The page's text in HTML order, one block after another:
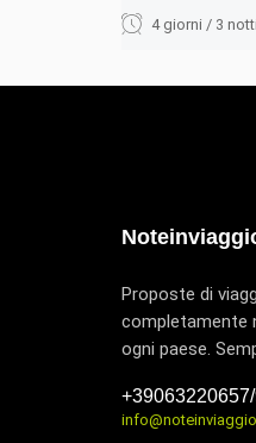
4 giorni / 3 notti
Proposte di
completamente
ogni paese.